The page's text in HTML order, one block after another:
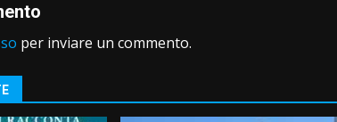
per inviare un commento.